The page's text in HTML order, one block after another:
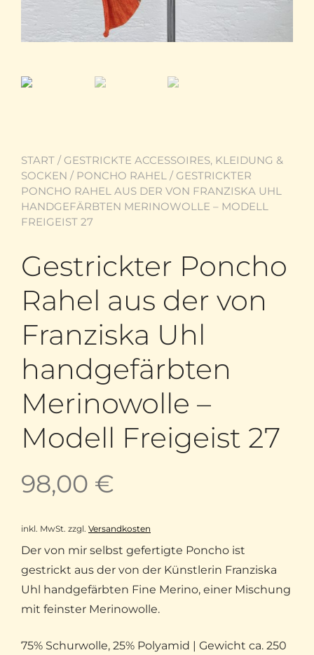
START / GESTRICKTE ACCESSOIRES, KLEIDUNG &
SOCKEN / PONCHO RAHEL / GESTRICKTER
PONCHO RAHEL AUS DER VON FRANZISKA UHL
HANDGEFÄRBTEN MERINOWOLLE – MODELL
FREIGEIST 27
Gestrickter Poncho
Rahel aus der von
Franziska Uhl
handgefärbten
Merinowolle –
Modell Freigeist 27
98,00 €
inkl. MwSt. zzgl. Versandkosten
Der von mir selbst gefertigte Poncho ist
gestrickt aus der von der Künstlerin Franziska
Uhl handgefärbten Fine Merino, einer Mischung
mit feinster Merinowolle.
75% Schurwolle, 25% Polyamid | Gewicht ca. 250